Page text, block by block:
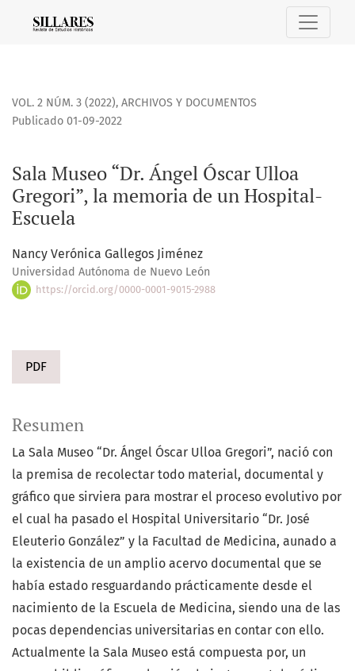
Sala Museo “Dr. Ángel Óscar Ulloa Gregori”, la memoria
VOL. 2 NÚM. 3 (2022), ARCHIVOS Y DOCUMENTOS
Sala Museo “Dr. Ángel Óscar Ulloa
Gregori”, la memoria de un Hospital-
Escuela
Publicado 01-09-2022
Nancy Verónica Gallegos Jiménez
Universidad Autónoma de Nuevo León
https://orcid.org/0000-0001-9015-2988
PDF
Resumen
La Sala Museo “Dr. Ángel Óscar Ulloa Gregori”, nació con
la premisa de recolectar todo material, documental y
gráfico que sirviera para mostrar el proceso evolutivo por
el cual ha pasado el Hospital Universitario “Dr. José
Eleuterio González” y la Facultad de Medicina, aunado a
la existencia de un amplio acervo documental que se
había estado resguardando prácticamente desde el
nacimiento de la Escuela de Medicina, siendo una de las
pocas dependencias universitarias en contar con ello.
Actualmente la Sala Museo está compuesta por, un